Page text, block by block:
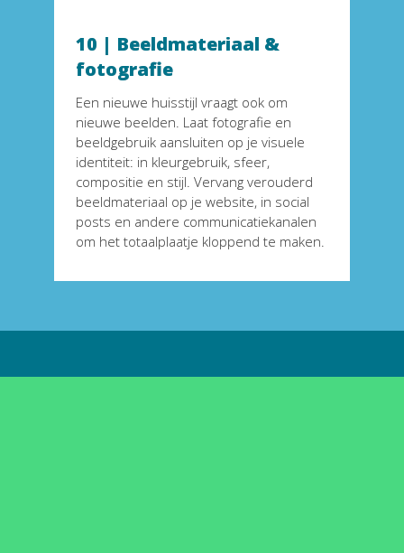
10 | Beeldmateriaal &
fotografie
Een nieuwe huisstijl vraagt ook om
nieuwe beelden. Laat fotografie en
beeldgebruik aansluiten op je visuele
identiteit: in kleurgebruik, sfeer,
compositie en stijl. Vervang verouderd
beeldmateriaal op je website, in social
posts en andere communicatiekanalen
om het totaalplaatje kloppend te maken.